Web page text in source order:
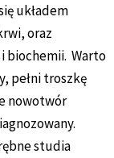
układem
oraz
biochemii. Warto
pełni troszkę
nowotwór
studia